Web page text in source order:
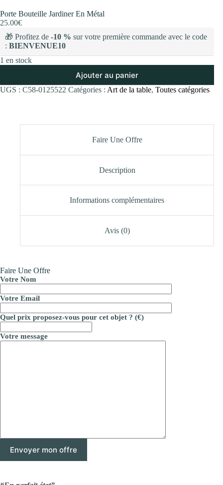
Porte Bouteille Jardiner En Métal
25.00€
🎁 Profitez de -10 % sur votre première commande avec le code
: BIENVENUE10
1 en stock
Ajouter au panier
UGS : C58-0125522 Catégories : Art de la table, Toutes catégories
Faire Une Offre
Description
Informations complémentaires
Avis (0)
Faire Une Offre
Votre Nom
Votre Email
Quel prix proposez-vous pour cet objet ? (€)
Votre message